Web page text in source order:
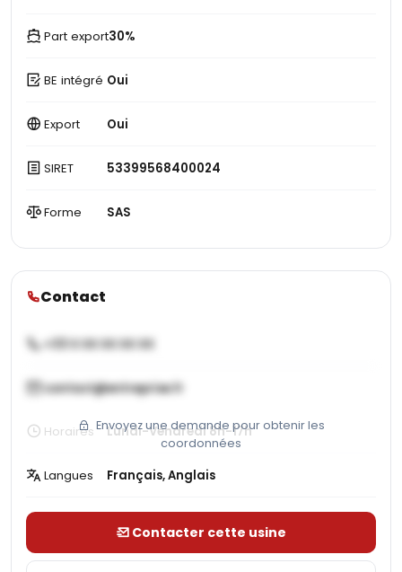
Part export30%
BE intégré Oui
Export Oui
SIRET 53399568400024
Forme SAS
Contact
+33 X XX XX XX XX
contact@entreprise.fr
Envoyez une demande pour obtenir les
coordonnées
Horaires Lundi-Vendredi 8h-17h
Langues Français, Anglais
Contacter cette usine